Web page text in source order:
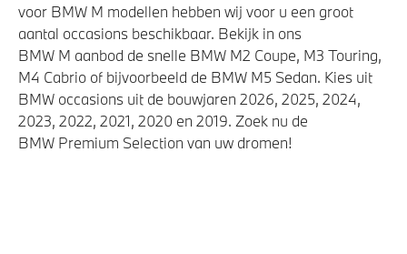
voor BMW M modellen hebben wij voor u een groot
aantal occasions beschikbaar. Bekijk in ons
BMW M aanbod de snelle BMW M2 Coupe, M3 Touring,
M4 Cabrio of bijvoorbeeld de BMW M5 Sedan. Kies uit
BMW occasions uit de bouwjaren 2026, 2025, 2024,
2023, 2022, 2021, 2020 en 2019. Zoek nu de
BMW Premium Selection van uw dromen!